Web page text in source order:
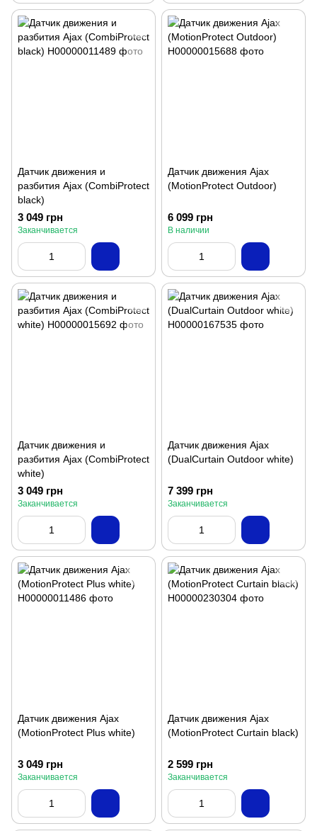
Датчик движения и
разбития Ajax (CombiProtect
black)
3 049 грн
Заканчивается
Датчик движения Ajax
(MotionProtect Outdoor)
6 099 грн
В наличии
Датчик движения и
разбития Ajax (CombiProtect
white)
3 049 грн
Заканчивается
Датчик движения Ajax
(DualCurtain Outdoor white)
7 399 грн
Заканчивается
Датчик движения Ajax
(MotionProtect Plus white)
3 049 грн
Заканчивается
Датчик движения Ajax
(MotionProtect Curtain black)
2 599 грн
Заканчивается